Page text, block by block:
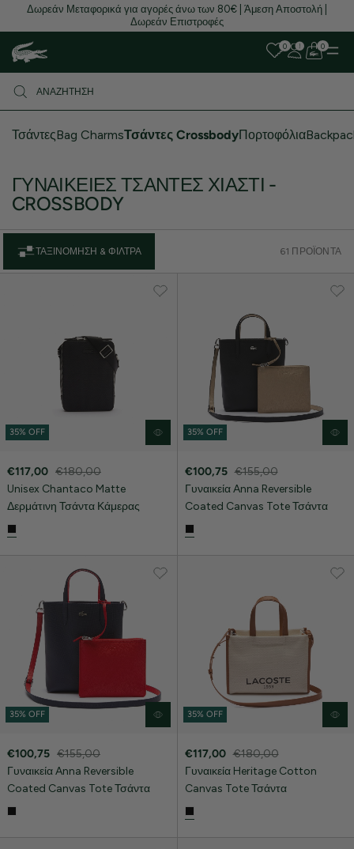
Δωρεάν Μεταφορικά για αγορές άνω των 80€ | Άμεση Αποστολή |
Δωρεάν Επιστροφές
0 0
ΤσάντεςBag CharmsΤσάντες CrossbodyΠορτοφόλια
ΓΥΝΑΙΚΕΊΕΣ ΤΣΆΝΤΕΣ ΧΙΑΣΤΊ -
CROSSBODY
ΤΑΞΙΝΌΜΗΣΗ & ΦΊΛΤΡΑ 61 ΠΡΟΪΌΝΤΑ
35% OFF
€117,00 €180,00
Unisex Chantaco Matte
Δερμάτινη Τσάντα Κάμερας
35% OFF
€100,75 €155,00
Γυναικεία Anna Reversible
Coated Canvas Tote Τσάντα
35% OFF
€100,75 €155,00
Γυναικεία Anna Reversible
Coated Canvas Tote Τσάντα
35% OFF
€117,00 €180,00
Γυναικεία Heritage Cotton
Canvas Tote Τσάντα